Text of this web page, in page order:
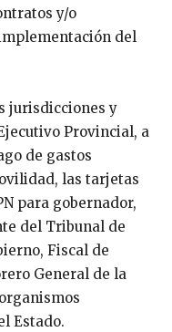
y/o
del
jurisdicciones y
Provincial, a
de gastos
las tarjetas
para gobernador,
del Tribunal de
Fiscal de
General de la
Estado.